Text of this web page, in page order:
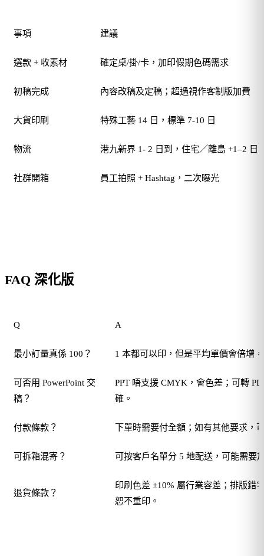
事項 建議
選款 + 收素材 確定桌/掛/卡，加印假期色碼需求
初稿完成 內容改稿及定稿；超過視作客制版加費
大貨印刷 特殊工藝 14 日，標準 7-10 日
物流 港九新界 1- 2 日到，住宅／離島 +1–2 日
社群開箱 員工拍照 + Hashtag，二次曝光
FAQ 深化版
Q A
最小訂量真係 100？ 1 本都可以印，但是平均單價會倍增
可否用 PowerPoint 交
稿？
PPT 唔支援 CMYK，會色差；可轉
確。
付款條款？ 下單時需要付全額；如有其他要求，
可拆箱混寄？ 可按客戶名單分 5 地配送，可能需要
退貨條款？
印刷色差 ±10% 屬行業容差；排版錯
恕不重印。